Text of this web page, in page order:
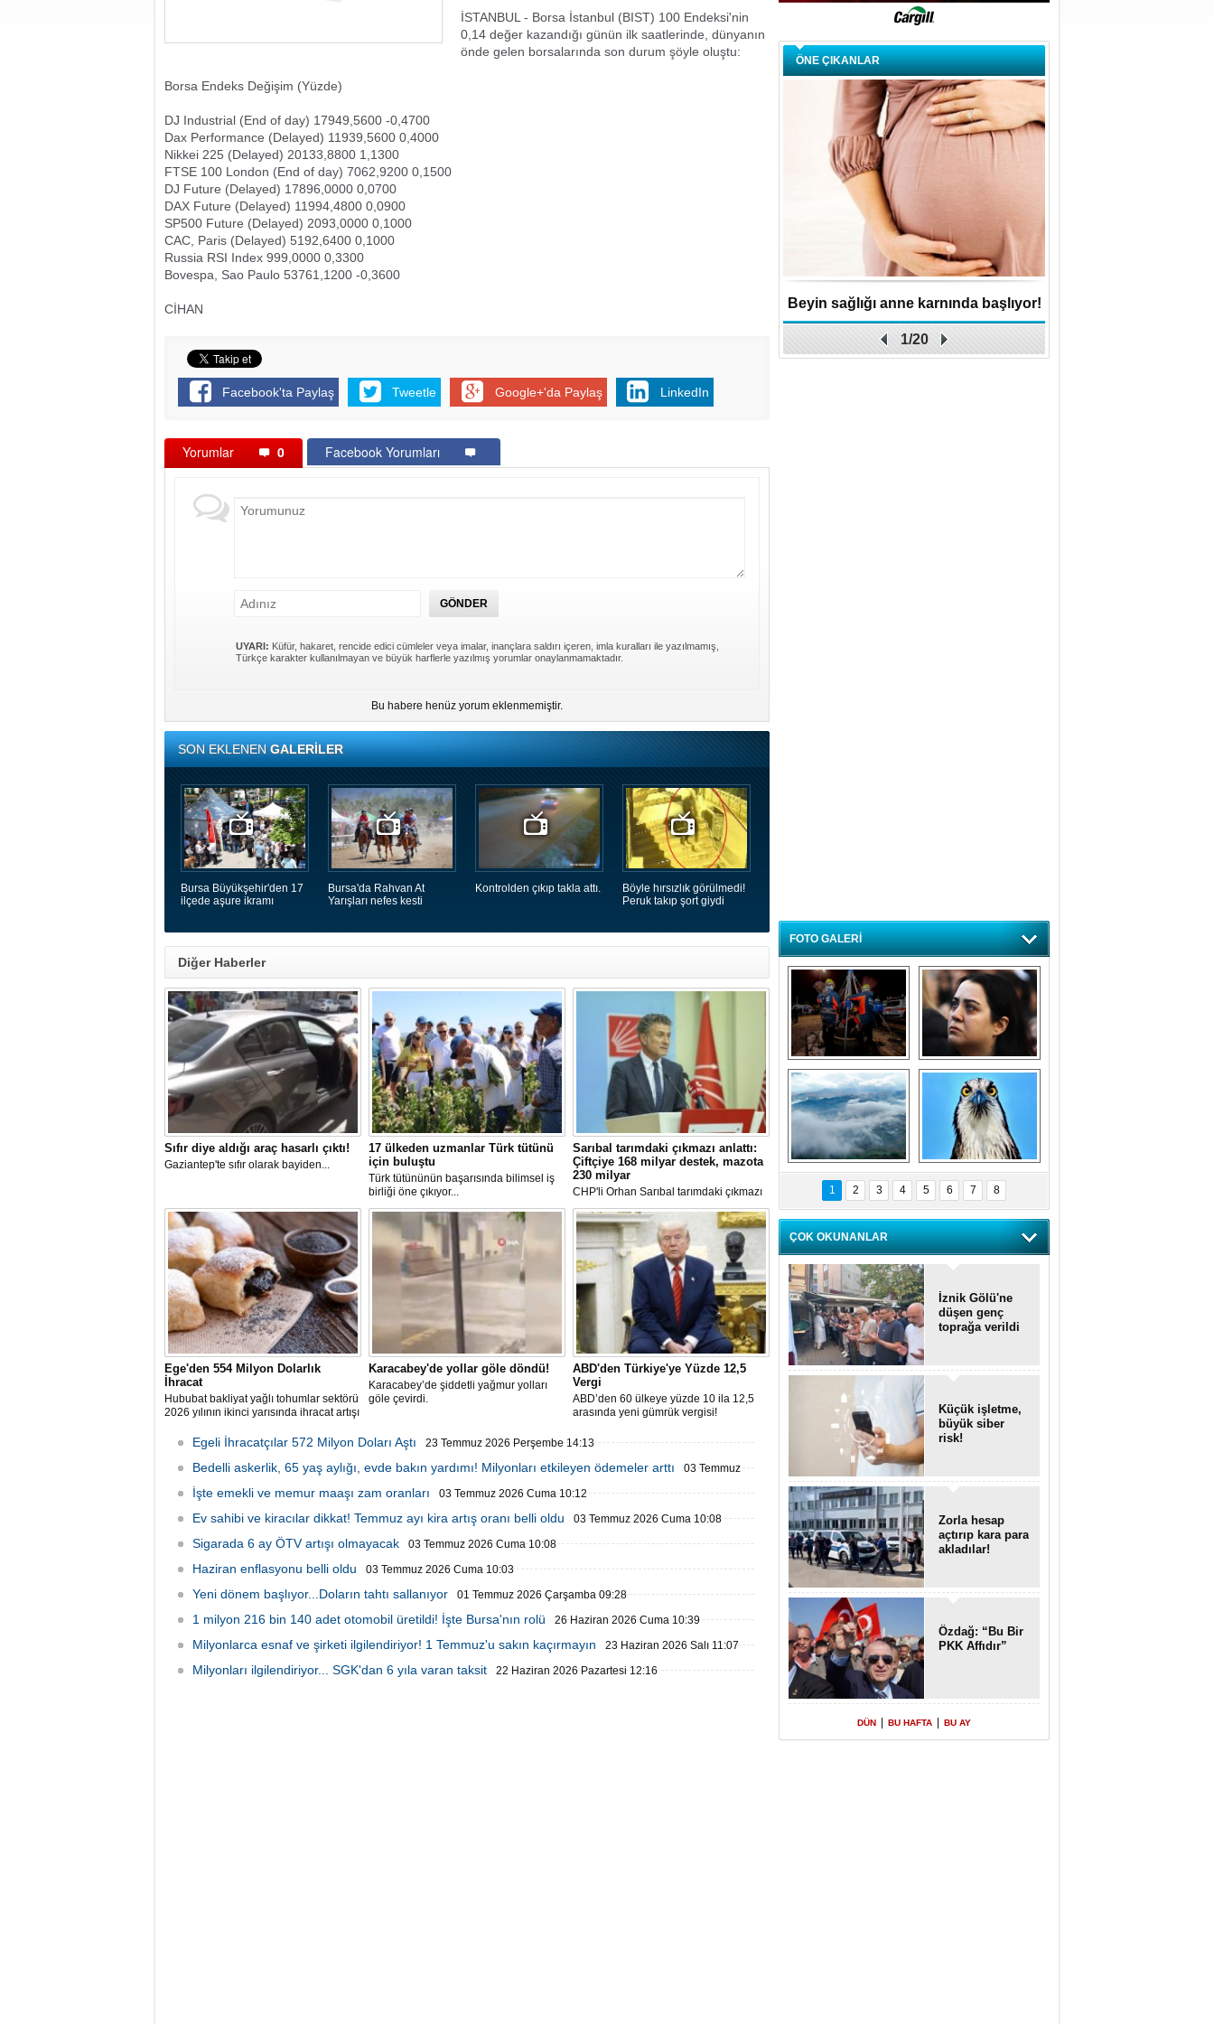
İSTANBUL - Borsa İstanbul (BIST) 100 Endeksi'nin
0,14 değer kazandığı günün ilk saatlerinde, dünyanın
önde gelen borsalarında son durum şöyle oluştu:
Borsa Endeks Değişim (Yüzde)
DJ Industrial (End of day) 17949,5600 -0,4700
Dax Performance (Delayed) 11939,5600 0,4000
Nikkei 225 (Delayed) 20133,8800 1,1300
FTSE 100 London (End of day) 7062,9200 0,1500
DJ Future (Delayed) 17896,0000 0,0700
DAX Future (Delayed) 11994,4800 0,0900
SP500 Future (Delayed) 2093,0000 0,1000
CAC, Paris (Delayed) 5192,6400 0,1000
Russia RSI Index 999,0000 0,3300
Bovespa, Sao Paulo 53761,1200 -0,3600
CİHAN
Facebook'ta Paylaş Tweetle Google+'da Paylaş LinkedIn
Yorumlar 0 Facebook Yorumları
UYARI: Küfür, hakaret, rencide edici cümleler veya imalar, inançlara saldırı içeren, imla kuralları ile yazılmamış,
Türkçe karakter kullanılmayan ve büyük harflerle yazılmış yorumlar onaylanmamaktadır.
Bu habere henüz yorum eklenmemiştir.
SON EKLENENGALERİLER
Bursa Büyükşehir'den 17
ilçede aşure ikramı
Bursa'da Rahvan At
Yarışları nefes kesti
Kontrolden çıkıp takla attı.
Böyle hırsızlık görülmedi!
Peruk takıp şort giydi
Diğer Haberler
Sıfır diye aldığı araç hasarlı çıktı!
Gaziantep'te sıfır olarak bayiden...
17 ülkeden uzmanlar Türk tütünü
için buluştu
Türk tütününün başarısında bilimsel iş
birliği öne çıkıyor...
Sarıbal tarımdaki çıkmazı anlattı:
Çiftçiye 168 milyar destek, mazota
230 milyar
CHP'li Orhan Sarıbal tarımdaki çıkmazı
anlattı: Çiftçiye 168 milyar destek,
mazota 230 milyar
Ege'den 554 Milyon Dolarlık
İhracat
Hububat bakliyat yağlı tohumlar sektörü
2026 yılının ikinci yarısında ihracat artışı
Karacabey'de yollar göle döndü!
Karacabey’de şiddetli yağmur yolları
göle çevirdi.
ABD'den Türkiye'ye Yüzde 12,5
Vergi
ABD’den 60 ülkeye yüzde 10 ila 12,5
arasında yeni gümrük vergisi!
Egeli İhracatçılar 572 Milyon Doları Aştı 23 Temmuz 2026 Perşembe 14:13
Bedelli askerlik, 65 yaş aylığı, evde bakın yardımı! Milyonları etkileyen ödemeler arttı
03 Temmuz
2026 Cuma 11:10
İşte emekli ve memur maaşı zam oranları 03 Temmuz 2026 Cuma 10:12
Ev sahibi ve kiracılar dikkat! Temmuz ayı kira artış oranı belli oldu 03 Temmuz 2026 Cuma 10:08
Sigarada 6 ay ÖTV artışı olmayacak 03 Temmuz 2026 Cuma 10:08
Haziran enflasyonu belli oldu 03 Temmuz 2026 Cuma 10:03
Yeni dönem başlıyor...Doların tahtı sallanıyor 01 Temmuz 2026 Çarşamba 09:28
1 milyon 216 bin 140 adet otomobil üretildi! İşte Bursa'nın rolü 26 Haziran 2026 Cuma 10:39
Milyonlarca esnaf ve şirketi ilgilendiriyor! 1 Temmuz'u sakın kaçırmayın 23 Haziran 2026 Salı 11:07
Milyonları ilgilendiriyor... SGK'dan 6 yıla varan taksit 22 Haziran 2026 Pazartesi 12:16
ÖNE ÇIKANLAR
Beyin sağlığı anne karnında başlıyor!
1/20
FOTO GALERİ
Bursa'da deprem
tatbikatı gerçeğini
aratmadı
Özlem ve minnetle
anıyoruz
Bursa'dan
büyüleyen
fotoğraflar
Balık Kartalı
Bursa’da
görüntülendi
1 2 3 4 5 6 7 8
ÇOK OKUNANLAR
İznik Gölü'ne
düşen genç
toprağa verildi
Küçük işletme,
büyük siber
risk!
Zorla hesap
açtırıp kara para
akladılar!
Özdağ: “Bu Bir
PKK Affıdır”
DÜN BU HAFTA BU AY